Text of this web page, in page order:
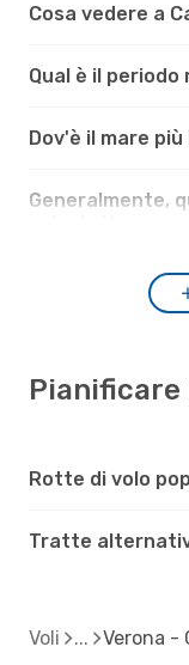
Cosa vedere a
Qual è il
Dov'è il mare
Generalmente,
Pianificare
Rotte di volo
Tratte
Voli Verona -